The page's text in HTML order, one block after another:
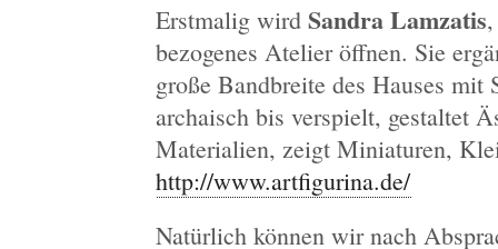
Erstmalig wird Sandra Lamzatis
bezogenes Atelier öffnen. Sie
große Bandbreite des Hauses mit
archaisch bis verspielt, gestaltet
Materialien, zeigt Miniaturen,
http://www.artfigurina.de/
Natürlich können wir nach